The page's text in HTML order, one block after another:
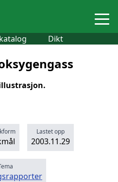
Dikt
Lastet opp
2003.11.29